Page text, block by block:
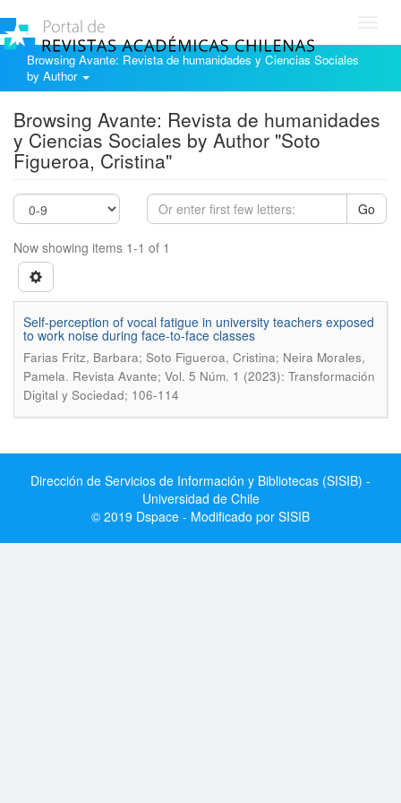
Browsing Avante: Revista de humanidades y Ciencias Sociales
by Author
Browsing Avante: Revista de humanidades
y Ciencias Sociales by Author "Soto
Figueroa, Cristina"
Go
Now showing items 1-1 of 1
Self-perception of vocal fatigue in university teachers exposed
to work noise during face-to-face classes
Farias Fritz, Barbara; Soto Figueroa, Cristina; Neira Morales,
Pamela. Revista Avante; Vol. 5 Núm. 1 (2023): Transformación
Digital y Sociedad; 106-114
Dirección de Servicios de Información y Bibliotecas (SISIB) -
Universidad de Chile
© 2019 Dspace - Modificado por SISIB